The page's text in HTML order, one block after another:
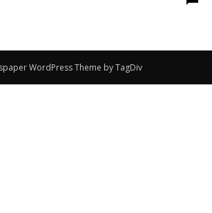
WordPress Theme by TagDiv